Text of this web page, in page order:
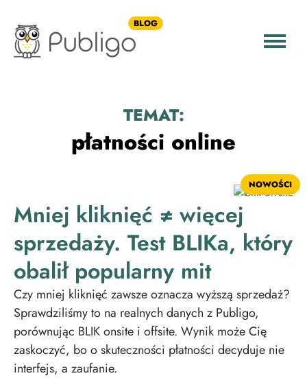
BLOG
TEMAT:
płatności online
NOWOŚCI
Mniej kliknięć ≠ więcej
sprzedaży. Test BLIKa, który
obalił popularny mit
Czy mniej kliknięć zawsze oznacza wyższą sprzedaż?
Sprawdziliśmy to na realnych danych z Publigo,
porównując BLIK onsite i offsite. Wynik może Cię
zaskoczyć, bo o skuteczności płatności decyduje nie
interfejs, a zaufanie.